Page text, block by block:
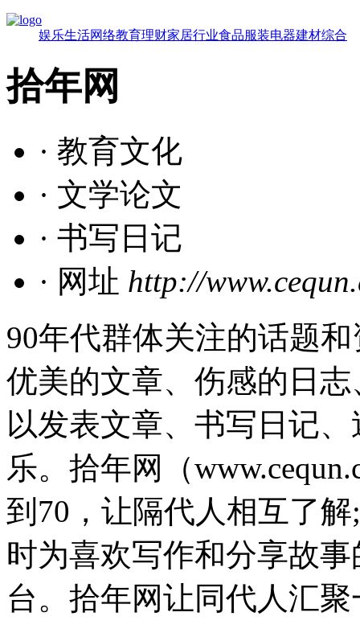
娱乐生活网络教育理财家居行业食品服装电器建材综合
拾年网
· 教育文化
· 文学论文
· 书写日记
· 网址 http://
90年代群体关注的话题
优美的文章、伤感的日
以发表文章、书写日记
乐。拾年网（
到70，让隔代人相互了
时为喜欢写作和分享故
台。拾年网让同代人汇